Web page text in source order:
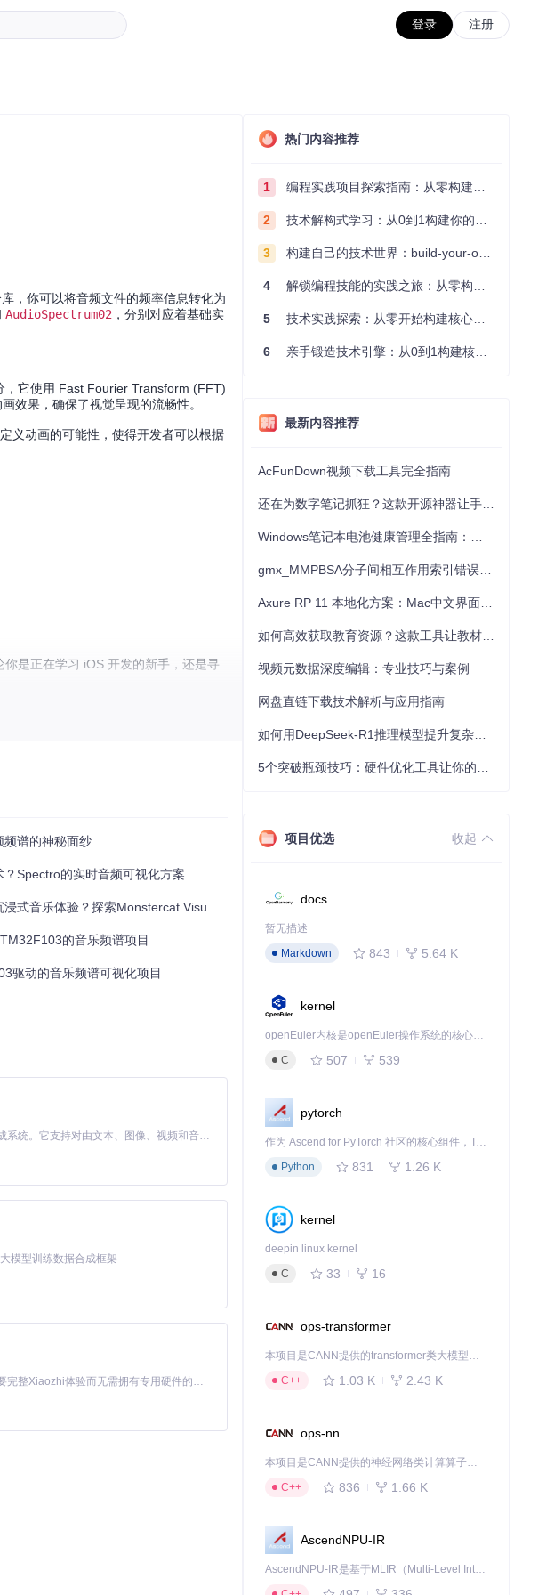
登录 注册
，你可以将音频文件的频率信息转化为
AudioSpectrum02 ，分别对应着基础实
，它使用 Fast Fourier Transform (FFT)
效果，确保了视觉呈现的流畅性。
义动画的可能性，使得开发者可以根据
是正在学习 iOS 开发的新手，还是寻
频谱的神秘面纱
Spectro的实时音频可视化方案
体验？探索Monstercat Visualizer的无限可能
的音乐频谱项目
驱动的音乐频谱可视化项目
MiniMax H3 是一个通用的全模态生成系统。它支持对由文本、图像、视频和音频组成的多模态上下文进行统一理解，并能生成分辨率高达 2K、时长可达 15 秒的带原生立体声音频的视频。得益于面向任务泛化的系统设计，H3 在预训练阶段就已具备广泛的多模态上下文理解与生成能力，能够出色地执行复杂的多模态指令。
模型训练数据合成框架
基于Python的Xiaozhi AI，适用于想要完整Xiaozhi体验而无需拥有专用硬件的用户。
热门内容推荐
1 编程实践项目探索指南：从零构建技术能力体系
2 技术解构式学习：从0到1构建你的编程知识体系
3 构建自己的技术世界：build-your-own-x项目的实践探索指南
4 解锁编程技能的实践之旅：从零构建你的技术世界
5 技术实践探索：从零开始构建核心系统的实践指南
6 亲手锻造技术引擎：从0到1构建核心系统的实践指南
最新内容推荐
AcFunDown视频下载工具完全指南
视频元数据深度编辑：专业技巧与案例
网盘直链下载技术解析与应用指南
项目优选 收起
docs
暂无描述
Markdown
843 5.64 K
kernel
openEuler内核是openEuler操作系统的核心，既是系统性能与稳定性的基石，也是连接处理器、设备与服务的桥梁。
C
507 539
pytorch
作为 Ascend for PyTorch 社区的核心组件，TorchNPU 是昇腾专为 PyTorch 打造的深度学习适配插件，使 PyTorch 框架能够直接调用昇腾 NPU，为开发者提供昇腾 AI 处理器的超强算力。
Python
831 1.26 K
kernel
deepin linux kernel
C
33 16
ops-transformer
本项目是CANN提供的transformer类大模型算子库，实现网络在NPU上加速计算。
C++
1.03 K 2.43 K
ops-nn
本项目是CANN提供的神经网络类计算算子库，实现网络在NPU上加速计算。
C++
836 1.66 K
AscendNPU-IR
AscendNPU-IR是基于MLIR（Multi-Level Intermediate Representation）构建的，面向昇腾亲和算子编译时使用的中间表示，提供昇腾完备表达能力，通过编译优化提升昇腾AI处理器计算效率，支持通过生态框架使能昇腾AI处理器与深度调优